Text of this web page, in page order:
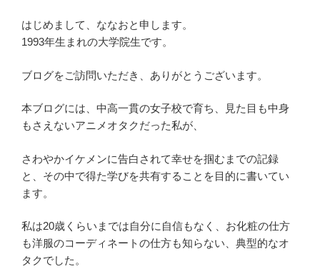
はじめまして、ななおと申します。
1993年生まれの大学院生です。
ブログをご訪問いただき、ありがとうございます。
本ブログには、中高一貫の女子校で育ち、見た目も中身
もさえないアニメオタクだった私が、
さわやかイケメンに告白されて幸せを掴むまでの記録
と、その中で得た学びを共有することを目的に書いてい
ます。
私は20歳くらいまでは自分に自信もなく、お化粧の仕方
も洋服のコーディネートの仕方も知らない、典型的なオ
タクでした。